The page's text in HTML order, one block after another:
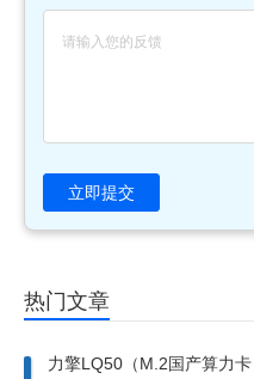
立即提交
热门文章
力擎LQ50（M.2国产算力